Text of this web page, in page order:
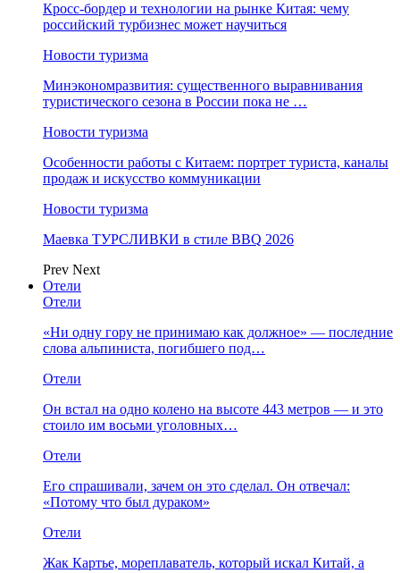
Кросс-бордер и технологии на рынке Китая: чему
российский турбизнес может научиться
Новости туризма
Минэкономразвития: существенного выравнивания
туристического сезона в России пока не …
Новости туризма
Особенности работы с Китаем: портрет туриста, каналы
продаж и искусство коммуникации
Новости туризма
Маевка ТУРСЛИВКИ в стиле BBQ 2026
Prev Next
Отели
Отели
«Ни одну гору не принимаю как должное» — последние
слова альпиниста, погибшего под…
Отели
Он встал на одно колено на высоте 443 метров — и это
стоило им восьми уголовных…
Отели
Его спрашивали, зачем он это сделал. Он отвечал:
«Потому что был дураком»
Отели
Жак Картье, мореплаватель, который искал Китай, а